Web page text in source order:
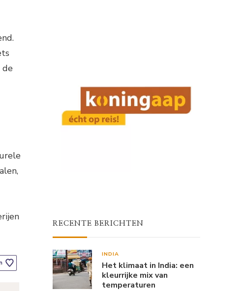
de
RECENTE BERICHTEN
INDIA
Het klimaat in India: een
kleurrijke mix van
temperaturen